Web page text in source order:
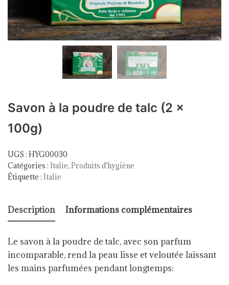
Savon à la poudre de talc (2 x
100g)
UGS : HYG00030
Catégories : Italie, Produits d'hygiène
Étiquette : Italie
Description Informations complémentaires
Le savon à la poudre de talc, avec son parfum
incomparable, rend la peau lisse et veloutée laissant
les mains parfumées pendant longtemps: